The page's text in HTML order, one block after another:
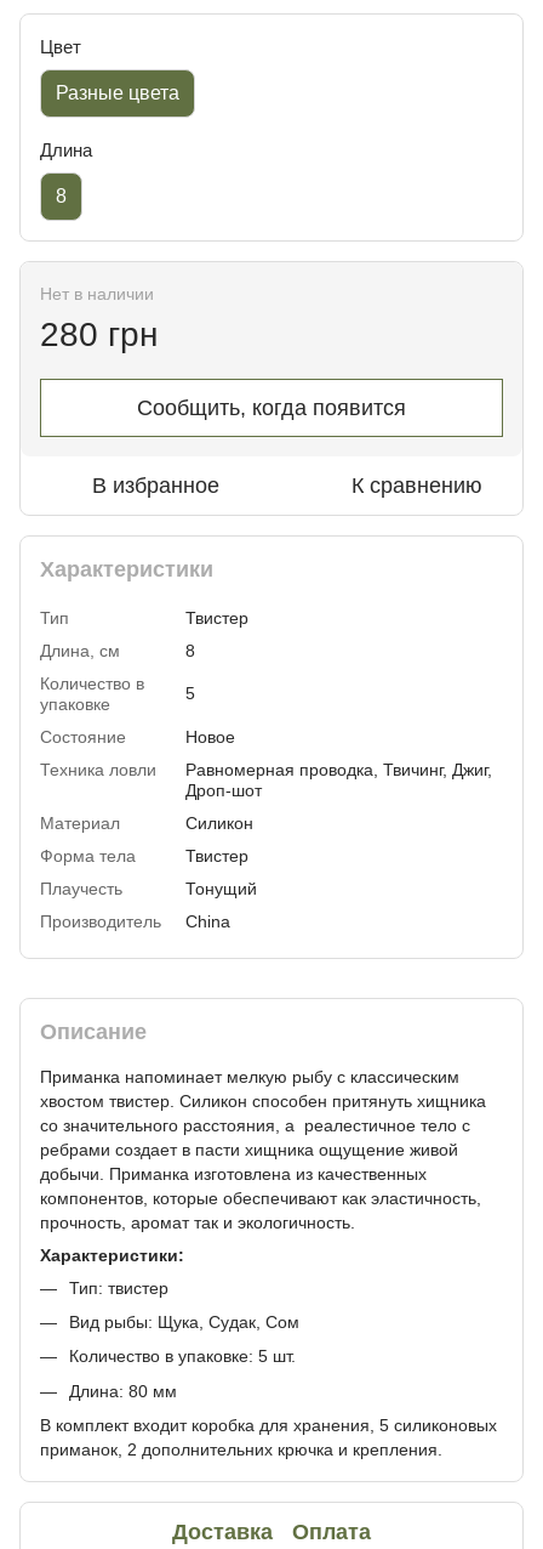
Цвет
Разные цвета
Длина
8
Нет в наличии
280 грн
Сообщить, когда появится
В избранное К сравнению
Характеристики
Тип
Твистер
Длина, см
8
Количество в
упаковке
5
Состояние
Новое
Техника ловли
Равномерная проводка, Твичинг, Джиг,
Дроп-шот
Материал
Силикон
Форма тела
Твистер
Плаучесть
Тонущий
Производитель
China
Описание
Приманка напоминает мелкую рыбу с классическим
хвостом твистер. Силикон способен притянуть хищника
со значительного расстояния, а реалестичное тело с
ребрами создает в пасти хищника ощущение живой
добычи. Приманка изготовлена из качественных
компонентов, которые обеспечивают как эластичность,
прочность, аромат так и экологичность.
Характеристики:
Тип: твистер
Вид рыбы: Щука, Судак, Сом
Количество в упаковке: 5 шт.
Длина: 80 мм
В комплект входит коробка для хранения, 5 силиконовых
приманок, 2 дополнительних крючка и крепления.
Доставка Оплата